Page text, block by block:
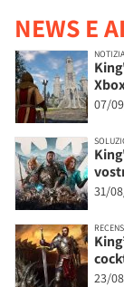
NEWS E
NOTIZIA
07/
31/
23/